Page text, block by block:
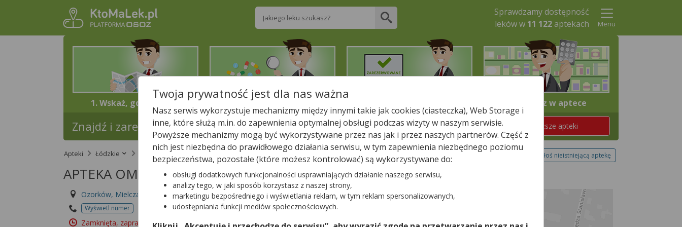
Wpisz nazwę leku
Sprawdzamy dostępność
leków w 11 122aptekach Menu
1. Wskaż, gdzie jesteś 2. Znajdź potrzebny lek 4. Odbierz w aptece
Znajdź i zarezerwuj lek w najbliższej aptece! Znajdź teraz najbliższe apteki
Apteki Łódzkie APTEKA OMEGA Zgłoś nieistniejącą aptekę
APTEKA OMEGA
Ozorków, Mielczarskiego 39
Wyświetl numer
Id apteki: 470 213
Zamknięta, zapraszamy jutro
(08:00 – 20:00)
−
Twoja prywatność jest dla nas ważna
Nasz serwis wykorzystuje mechanizmy między innymi takie jak cookies (ciasteczka), Web Storage i
inne, które służą m.in. do zapewnienia optymalnej obsługi podczas wizyty w naszym serwisie.
Powyższe mechanizmy mogą być wykorzystywane przez nas jak i przez naszych partnerów. Część z
nich jest niezbędna do prawidłowego działania serwisu, w tym zapewnienia niezbędnego poziomu
bezpieczeństwa, pozostałe (które możesz kontrolować) są wykorzystywane do:
obsługi dodatkowych funkcjonalności usprawniających działanie naszego serwisu,
analizy tego, w jaki sposób korzystasz z naszej strony,
marketingu bezpośredniego i wyświetlania reklam, w tym reklam spersonalizowanych,
udostępniania funkcji mediów społecznościowych.